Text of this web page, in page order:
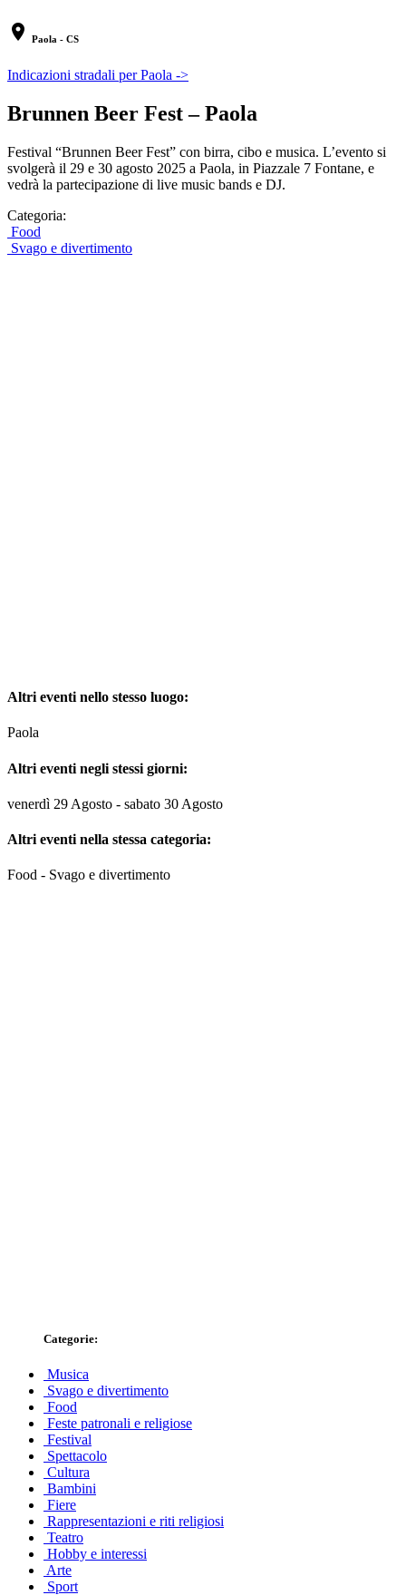
location_on Paola - CS
Indicazioni stradali per Paola ->
Brunnen Beer Fest – Paola
Festival “Brunnen Beer Fest” con birra, cibo e musica. L’evento si
svolgerà il 29 e 30 agosto 2025 a Paola, in Piazzale 7 Fontane, e
vedrà la partecipazione di live music bands e DJ.
Categoria:
Food
Svago e divertimento
Altri eventi nello stesso luogo:
Paola
Altri eventi negli stessi giorni:
venerdì 29 Agosto - sabato 30 Agosto
Altri eventi nella stessa categoria:
Food - Svago e divertimento
Categorie:
Musica
Svago e divertimento
Food
Feste patronali e religiose
Festival
Spettacolo
Cultura
Bambini
Fiere
Rappresentazioni e riti religiosi
Teatro
Hobby e interessi
Arte
Sport